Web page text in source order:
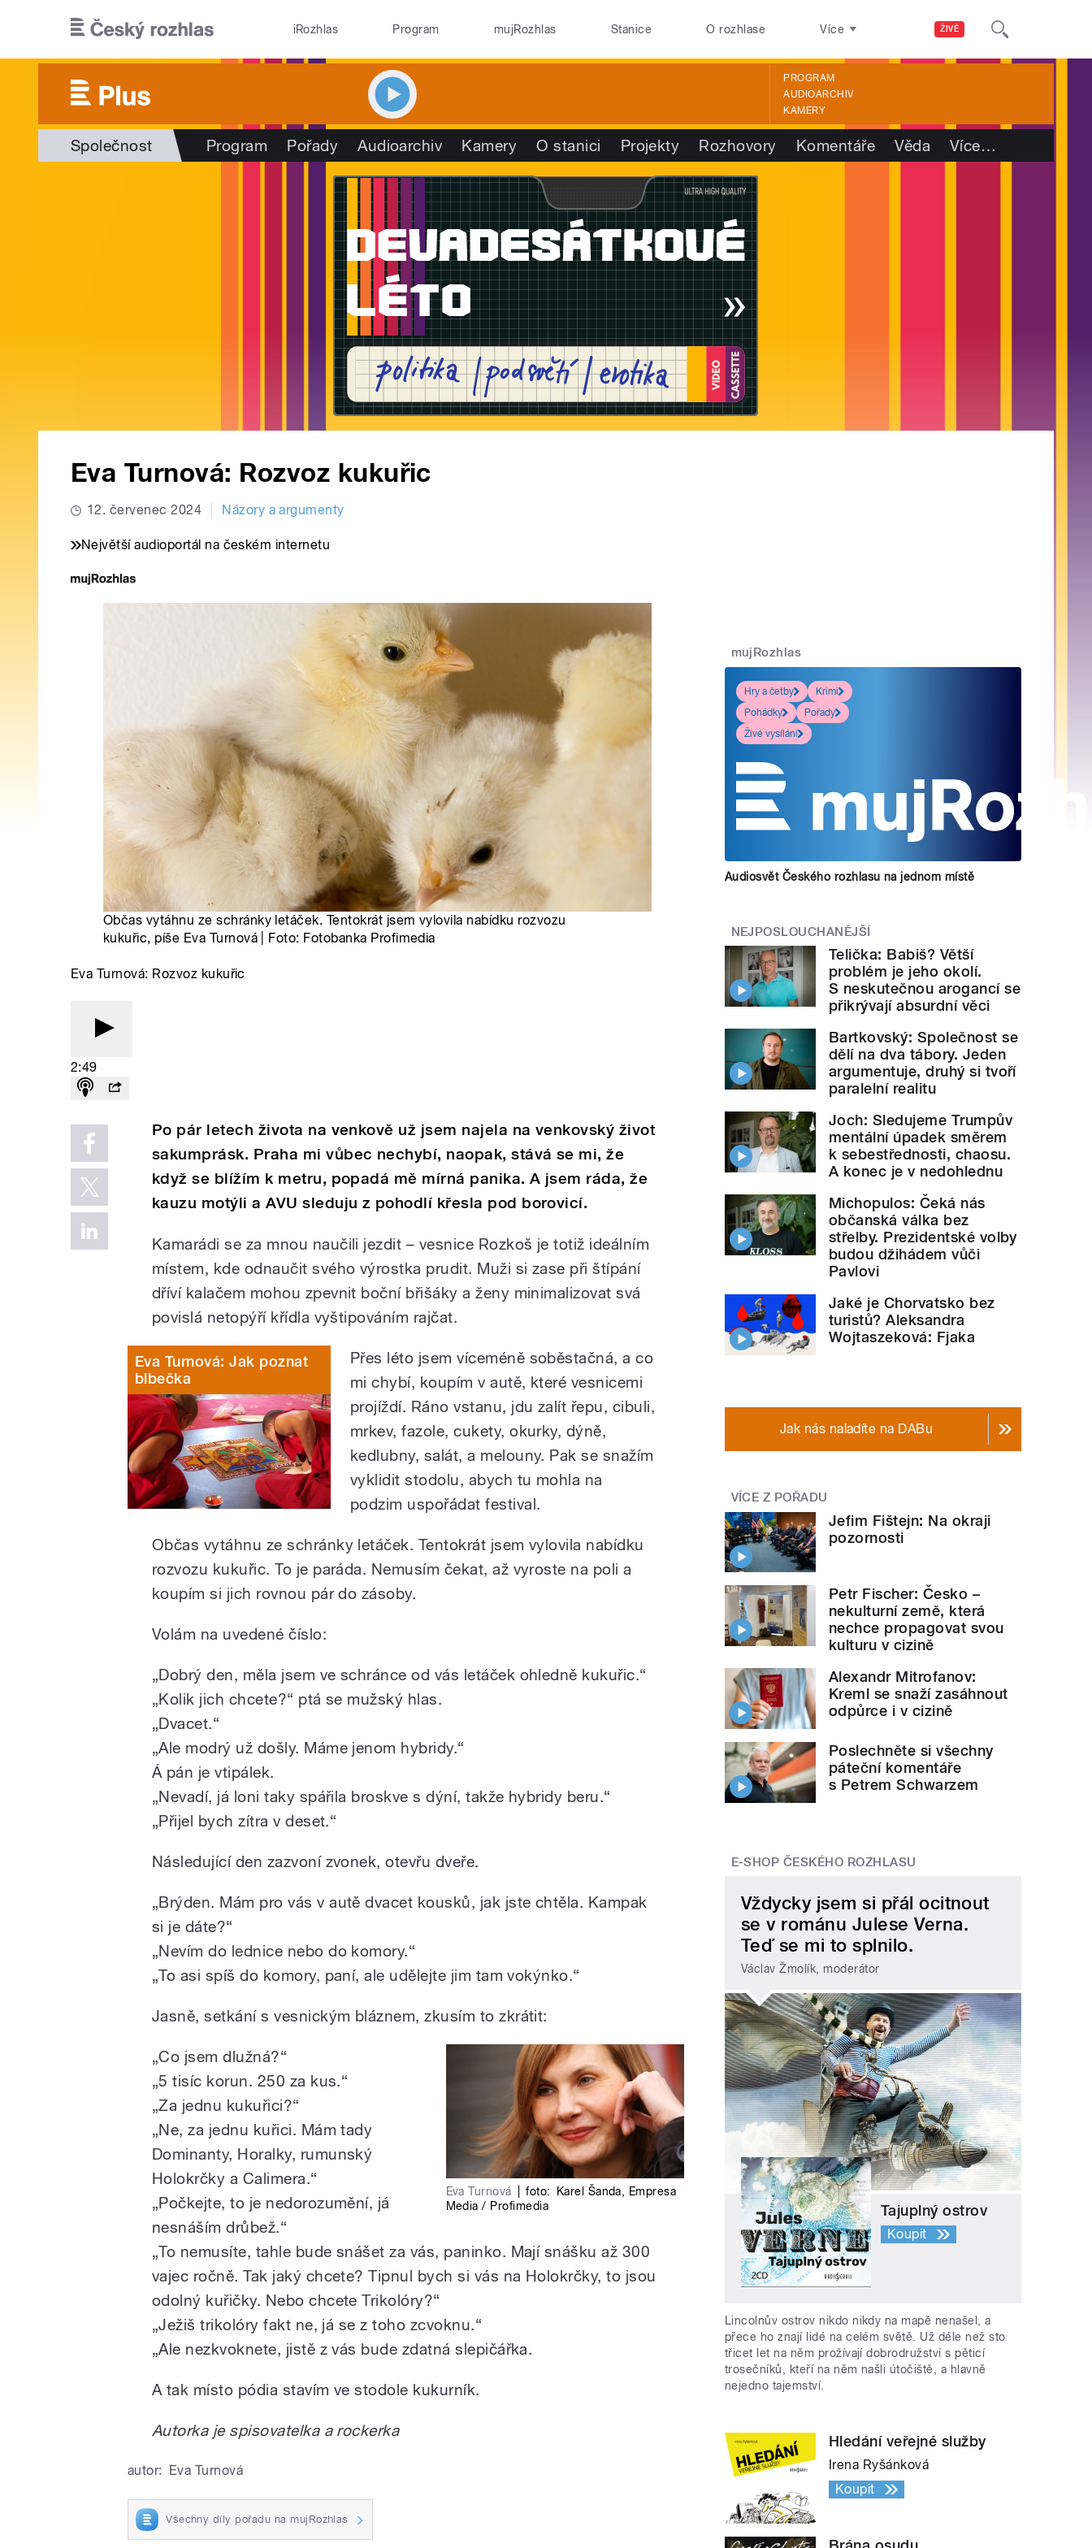
ŽIVĚ
iRozhlas Program mujRozhlas Stanice O rozhlase Více
PROGRAM
AUDIOARCHIV
KAMERY
Společnost Program Pořady Audioarchiv Kamery O stanici Projekty Rozhovory Komentáře Věda Více…
Eva Turnová: Rozvoz kukuřic
12. červenec 2024 Názory a argumenty
Největší audioportál na českém internetu
Občas vytáhnu ze schránky letáček. Tentokrát jsem vylovila nabídku rozvozu
kukuřic, píše Eva Turnová | Foto: Fotobanka Profimedia
Eva Turnová: Rozvoz kukuřic
2:49
Po pár letech života na venkově už jsem najela na venkovský život
sakumprásk. Praha mi vůbec nechybí, naopak, stává se mi, že
když se blížím k metru, popadá mě mírná panika. A jsem ráda, že
kauzu motýli a AVU sleduju z pohodlí křesla pod borovicí.
Kamarádi se za mnou naučili jezdit – vesnice Rozkoš je totiž ideálním
místem, kde odnaučit svého výrostka prudit. Muži si zase při štípání
dříví kalačem mohou zpevnit boční břišáky a ženy minimalizovat svá
povislá netopýří křídla vyštipováním rajčat.
Eva Turnová: Jak poznat
blbečka
Přes léto jsem víceméně soběstačná, a co
mi chybí, koupím v autě, které vesnicemi
projíždí. Ráno vstanu, jdu zalít řepu, cibuli,
mrkev, fazole, cukety, okurky, dýně,
kedlubny, salát, a melouny. Pak se snažím
vyklidit stodolu, abych tu mohla na
podzim uspořádat festival.
Občas vytáhnu ze schránky letáček. Tentokrát jsem vylovila nabídku
rozvozu kukuřic. To je paráda. Nemusím čekat, až vyroste na poli a
koupím si jich rovnou pár do zásoby.
Volám na uvedené číslo:
„Dobrý den, měla jsem ve schránce od vás letáček ohledně kukuřic.“
„Kolik jich chcete?“ ptá se mužský hlas.
„Dvacet.“
„Ale modrý už došly. Máme jenom hybridy.“
Á pán je vtipálek.
„Nevadí, já loni taky spářila broskve s dýní, takže hybridy beru.“
„Přijel bych zítra v deset.“
Následující den zazvoní zvonek, otevřu dveře.
„Brýden. Mám pro vás v autě dvacet kousků, jak jste chtěla. Kampak
si je dáte?“
„Nevím do lednice nebo do komory.“
„To asi spíš do komory, paní, ale udělejte jim tam vokýnko.“
Jasně, setkání s vesnickým bláznem, zkusím to zkrátit:
Eva Turnová foto: Karel Šanda, Empresa
Media / Profimedia
„Co jsem dlužná?“
„5 tisíc korun. 250 za kus.“
„Za jednu kukuřici?“
„Ne, za jednu kuřici. Mám tady
Dominanty, Horalky, rumunský
Holokrčky a Calimera.“
„Počkejte, to je nedorozumění, já
nesnáším drůbež.“
„To nemusíte, tahle bude snášet za vás, paninko. Mají snášku až 300
vajec ročně. Tak jaký chcete? Tipnul bych si vás na Holokrčky, to jsou
odolný kuřičky. Nebo chcete Trikolóry?“
„Ježiš trikolóry fakt ne, já se z toho zcvoknu.“
„Ale nezkvoknete, jistě z vás bude zdatná slepičářka.
A tak místo pódia stavím ve stodole kukurník.
Autorka je spisovatelka a rockerka
autor: Eva Turnová
Všechny díly pořadu na mujRozhlas
mujRozhlas
Hry a četby
Krimi
Pohádky
Pořady
Živé vysílání
Audiosvět Českého rozhlasu na jednom místě
NEJPOSLOUCHANĚJŠÍ
Telička: Babiš? Větší
problém je jeho okolí.
S neskutečnou arogancí se
přikrývají absurdní věci
Bartkovský: Společnost se
dělí na dva tábory. Jeden
argumentuje, druhý si tvoří
paralelní realitu
Joch: Sledujeme Trumpův
mentální úpadek směrem
k sebestřednosti, chaosu.
A konec je v nedohlednu
Michopulos: Čeká nás
občanská válka bez
střelby. Prezidentské volby
budou džihádem vůči
Pavlovi
Jaké je Chorvatsko bez
turistů? Aleksandra
Wojtaszeková: Fjaka
Jak nás naladíte na DABu
VÍCE Z POŘADU
Jefim Fištejn: Na okraji
pozornosti
Petr Fischer: Česko –
nekulturní země, která
nechce propagovat svou
kulturu v cizině
Alexandr Mitrofanov:
Kreml se snaží zasáhnout
odpůrce i v cizině
Poslechněte si všechny
páteční komentáře
s Petrem Schwarzem
E-SHOP ČESKÉHO ROZHLASU
Vždycky jsem si přál ocitnout
se v románu Julese Verna.
Teď se mi to splnilo.
Václav Žmolík, moderátor
Tajuplný ostrov
Koupit
Lincolnův ostrov nikdo nikdy na mapě nenašel, a
přece ho znají lidé na celém světě. Už déle než sto
třicet let na něm prožívají dobrodružství s pěticí
trosečníků, kteří na něm našli útočiště, a hlavně
nejedno tajemství.
Hledání veřejné služby
Irena Ryšánková
Koupit